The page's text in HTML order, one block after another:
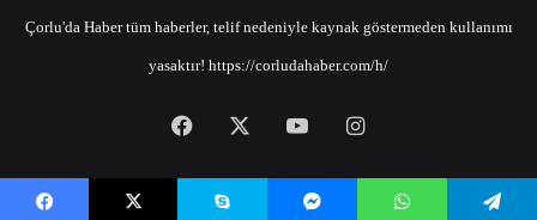
Çorlu'da Haber tüm haberler, telif nedeniyle kaynak göstermeden kullanımı
yasaktır! https://corludahaber.com/h/
Facebook YouTubeInstagram